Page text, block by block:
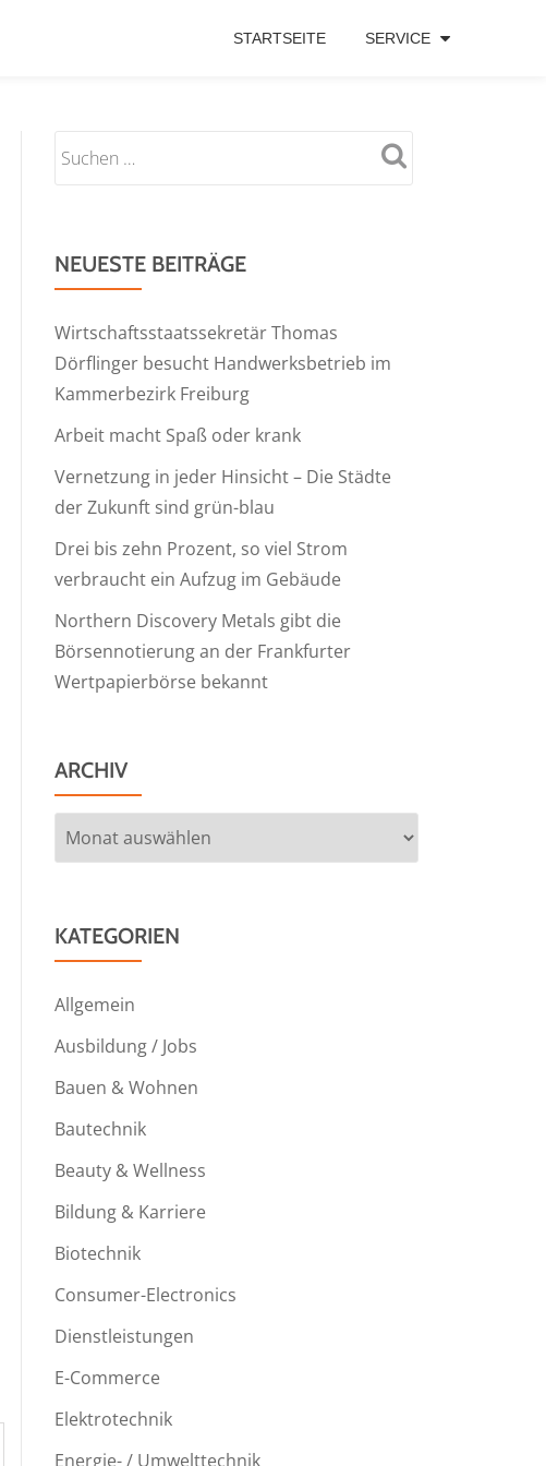
STARTSEITE SERVICE
NEUESTE BEITRÄGE
Wirtschaftsstaatssekretär Thomas
Dörflinger besucht Handwerksbetrieb im
Kammerbezirk Freiburg
Arbeit macht Spaß oder krank
Vernetzung in jeder Hinsicht – Die Städte
der Zukunft sind grün-blau
Drei bis zehn Prozent, so viel Strom
verbraucht ein Aufzug im Gebäude
Northern Discovery Metals gibt die
Börsennotierung an der Frankfurter
Wertpapierbörse bekannt
ARCHIV
Archiv
KATEGORIEN
Allgemein
Ausbildung / Jobs
Bauen & Wohnen
Bautechnik
Beauty & Wellness
Bildung & Karriere
Biotechnik
Consumer-Electronics
Dienstleistungen
E-Commerce
Elektrotechnik
Energie- / Umwelttechnik